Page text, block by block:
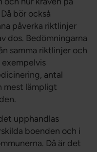
bör också
påverka riktlinjer
dos. Bedömningarna
samma riktlinjer och
exempelvis
antal
mest lämpligt
upphandlas
boenden och i
Då är det